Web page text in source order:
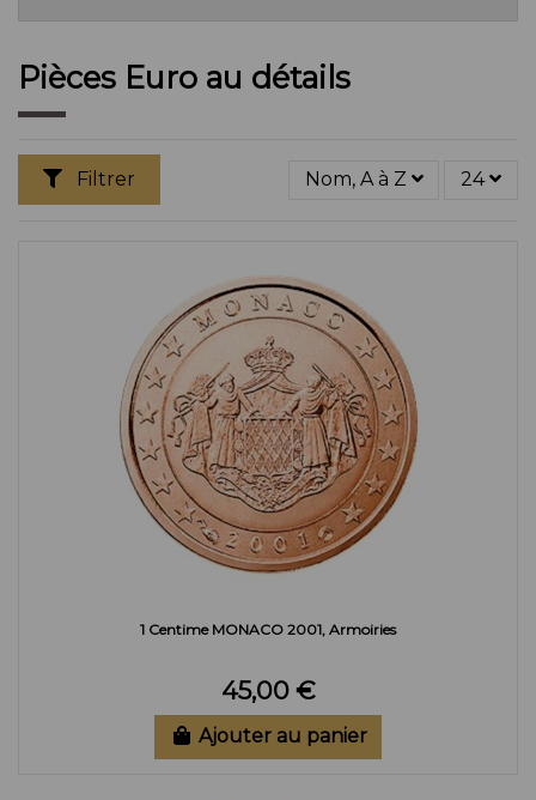
Pièces Euro au détails
Filtrer Nom, A à Z 24
1 Centime MONACO 2001, Armoiries
45,00 €
Ajouter au panier